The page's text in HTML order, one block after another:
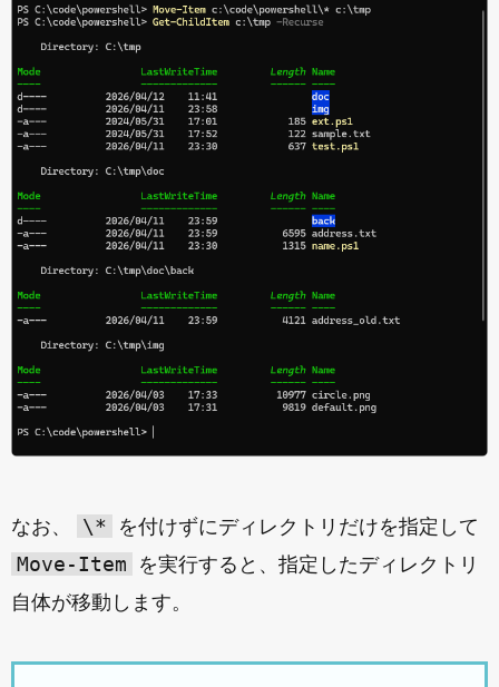
なお、 \* を付けずにディレクトリだけを指定して
Move-Item
を実行すると、指定したディレクトリ
自体が移動します。